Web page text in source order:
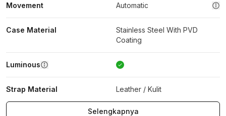
Movement Automatic
Case Material
Stainless Steel With PVD
Coating
Luminous
Strap Material Leather / Kulit
Selengkapnya